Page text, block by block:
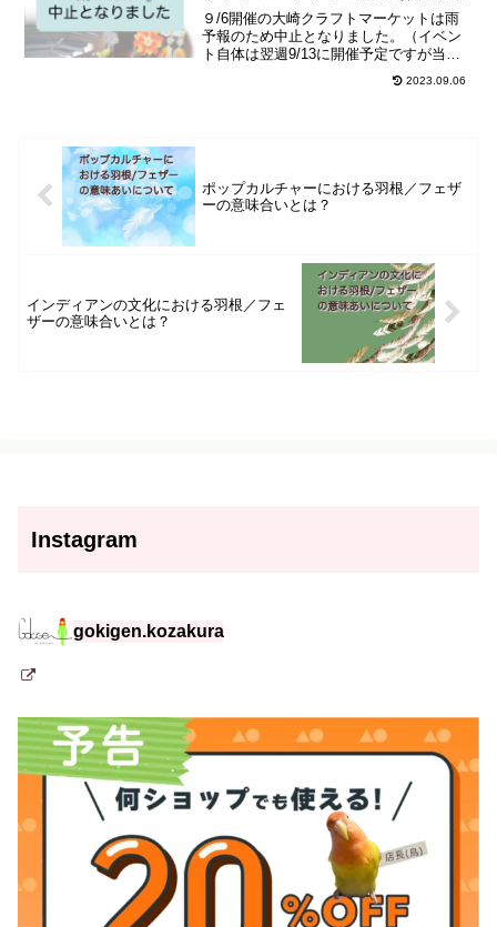
９/6開催の大崎クラフトマーケットは雨
予報のため中止となりました。（イベン
ト自体は翌週9/13に開催予定ですが当シ
ョップは参加しません。ご了承くださ
い）さて、当ショップのイベント参加の
2023.09.06
ポップカルチャーにおける羽根／フェザ
ーの意味合いとは？
インディアンの文化における羽根／フェ
ザーの意味合いとは？
Instagram
gokigen.kozakura